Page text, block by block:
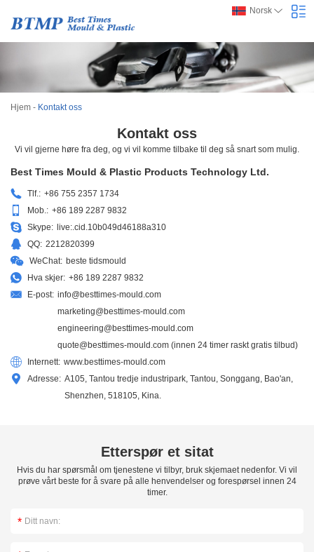
Norsk
Hjem - Kontakt oss
Kontakt oss
Vi vil gjerne høre fra deg, og vi vil komme tilbake til deg så snart som mulig.
Best Times Mould & Plastic Products Technology Ltd.
Tlf.: +86 755 2357 1734
Mob.: +86 189 2287 9832
Skype: live:.cid.10b049d46188a310
QQ: 2212820399
WeChat: beste tidsmould
Hva skjer: +86 189 2287 9832
E-post: info@besttimes-mould.com
marketing@besttimes-mould.com
engineering@besttimes-mould.com
quote@besttimes-mould.com (innen 24 timer raskt gratis tilbud)
Internett: www.besttimes-mould.com
Adresse: A105, Tantou tredje industripark, Tantou, Songgang, Bao'an,
Shenzhen, 518105, Kina.
Etterspør et sitat
Hvis du har spørsmål om tjenestene vi tilbyr, bruk skjemaet nedenfor. Vi vil
prøve vårt beste for å svare på alle henvendelser og forespørsel innen 24
timer.